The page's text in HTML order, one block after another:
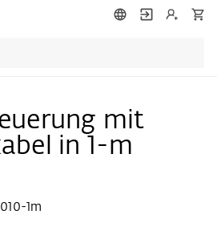
mit
in 1-m
1m